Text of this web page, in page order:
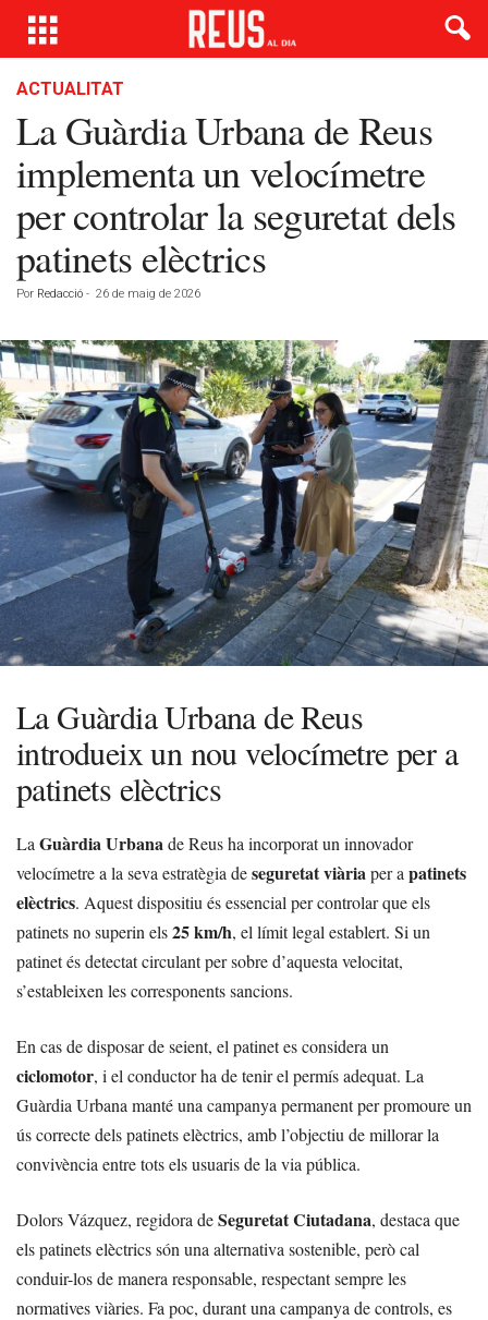
ACTUALITAT
La Guàrdia Urbana de Reus
implementa un velocímetre
per controlar la seguretat dels
patinets elèctrics
Por Redacció - 26 de maig de 2026
La Guàrdia Urbana de Reus
introdueix un nou velocímetre per a
patinets elèctrics
La Guàrdia Urbanade Reus ha incorporat un innovador
velocímetre a la seva estratègia deseguretat viàriaper a patinets
elèctrics. Aquest dispositiu és essencial per controlar que els
patinets no superin els25 km/h, el límit legal establert. Si un
patinet és detectat circulant per sobre d’aquesta velocitat,
s’estableixen les corresponents sancions.
En cas de disposar de seient, el patinet es considera un
ciclomotor, i el conductor ha de tenir el permís adequat. La
Guàrdia Urbana manté una campanya permanent per promoure un
ús correcte dels patinets elèctrics, amb l’objectiu de millorar la
convivència entre tots els usuaris de la via pública.
Dolors Vázquez, regidora deSeguretat Ciutadana, destaca que
els patinets elèctrics són una alternativa sostenible, però cal
conduir-los de manera responsable, respectant sempre les
normatives viàries. Fa poc, durant una campanya de controls, es